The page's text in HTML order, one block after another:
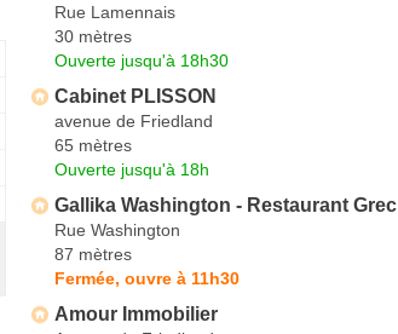
Rue Lamennais
30 mètres
Ouverte jusqu'à 18h30
Cabinet PLISSON
avenue de Friedland
65 mètres
Ouverte jusqu'à 18h
Gallika Washington - Restaurant Grec
Rue Washington
87 mètres
Fermée, ouvre à 11h30
Amour Immobilier